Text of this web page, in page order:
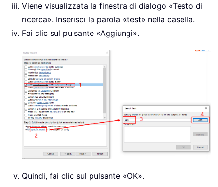
Viene visualizzata la finestra di dialogo «Testo di
ricerca». Inserisci la parola «test» nella casella.
Fai clic sul pulsante «Aggiungi».
Quindi, fai clic sul pulsante «OK».